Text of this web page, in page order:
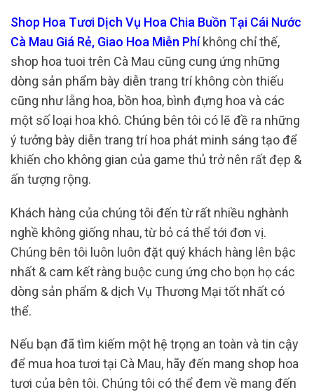
Shop Hoa Tươi Dịch Vụ Hoa Chia Buồn Tại Cái Nước
Cà Mau Giá Rẻ, Giao Hoa Miễn Phíkhông chỉ thế,
shop hoa tuoi trên Cà Mau cũng cung ứng những
dòng sản phẩm bày diễn trang trí không còn thiếu
cũng như lẵng hoa, bồn hoa, bình đựng hoa và các
một số loại hoa khô. Chúng bên tôi có lẽ đề ra những
ý tưởng bày diễn trang trí hoa phát minh sáng tạo để
khiến cho không gian của game thủ trở nên rất đẹp &
ấn tượng rộng.
Khách hàng của chúng tôi đến từ rất nhiều nghành
nghề không giống nhau, từ bỏ cá thể tới đơn vị.
Chúng bên tôi luôn luôn đặt quý khách hàng lên bậc
nhất & cam kết ràng buộc cung ứng cho bọn họ các
dòng sản phẩm & dịch Vụ Thương Mại tốt nhất có
thể.
Nếu bạn đã tìm kiếm một hệ trọng an toàn và tin cậy
để mua hoa tươi tại Cà Mau, hãy đến mang shop hoa
tươi của bên tôi. Chúng tôi có thể đem về mang đến